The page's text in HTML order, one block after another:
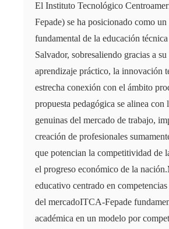
El Instituto Tecnológico
Fepade) se ha posicionado como un
fundamental de la educación
Salvador, sobresaliendo gracias a
aprendizaje práctico, la innovación
estrecha conexión con el ámbito
propuesta pedagógica se alinea con
genuinas del mercado de trabajo,
creación de profesionales
que potencian la competitividad de
el progreso económico de la
educativo centrado en
del mercadoITCA-Fepade
académica en un modelo por